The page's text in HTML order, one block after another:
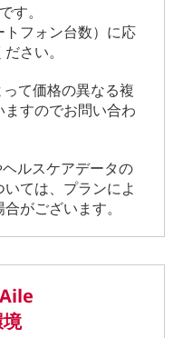
す。
フォン台数）に応
さい。
て価格の異なる複
すのでお問い合わ
ルスケアデータの
ては、プランによ
がございます。